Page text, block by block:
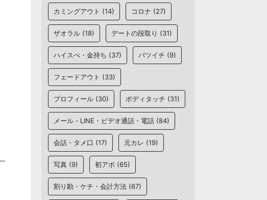
カミングアウト (14) コロナ (27)
ザオラル (18) デートの段取り (31)
ハイスぺ・金持ち (37) バツイチ (9)
フェードアウト (33)
プロフィール (30) ボディタッチ (31)
メール・LINE・ビデオ通話・電話 (84)
会話・タメ口 (17) 元カレ (19)
写真 (9) 初アポ (65)
割り勘・ケチ・会計方法 (67)